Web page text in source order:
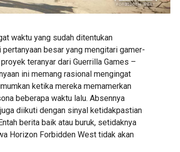
waktu yang sudah ditentukan
besar yang mengitari gamer-
teranyar dari Guerrilla Games –
ini memang rasional mengingat
ketika mereka memamerkan
beberapa waktu lalu. Absennya
diikuti dengan sinyal ketidakpastian
berita baik atau buruk, setidaknya
Horizon Forbidden West tidak akan